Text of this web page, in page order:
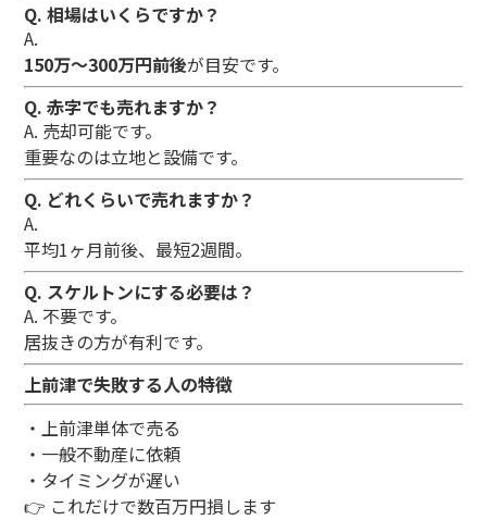
Q. 相場はいくらですか？
A.
150万〜300万円前後が目安です。
Q. 赤字でも売れますか？
A. 売却可能です。
重要なのは立地と設備です。
Q. どれくらいで売れますか？
A.
平均1ヶ月前後、最短2週間。
Q. スケルトンにする必要は？
A. 不要です。
居抜きの方が有利です。
上前津で失敗する人の特徴
・上前津単体で売る
・一般不動産に依頼
・タイミングが遅い
👉 これだけで数百万円損します